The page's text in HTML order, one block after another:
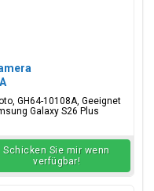
GH64-10108A, Geeignet
Galaxy S26 Plus
Schicken Sie mir wenn
verfügbar!